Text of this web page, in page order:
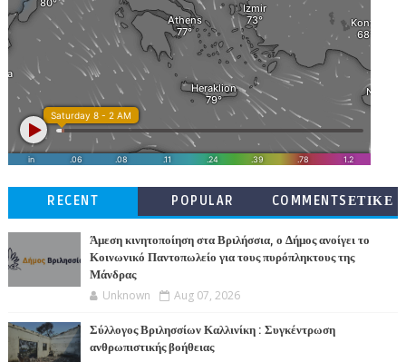
RECENT POPULAR
COMMENTSΕΤΙΚΕ
Άμεση κινητοποίηση στα Βριλήσσια, ο Δήμος ανοίγει το
Κοινωνικό Παντοπωλείο για τους πυρόπληκτους της
Μάνδρας
Unknown Aug 07, 2026
Σύλλογος Βριλησσίων Καλλινίκη : Συγκέντρωση
ανθρωπιστικής βοήθειας